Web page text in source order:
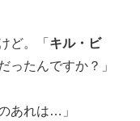
ど。「 キル・ビ
ったんですか？」
あれは…」